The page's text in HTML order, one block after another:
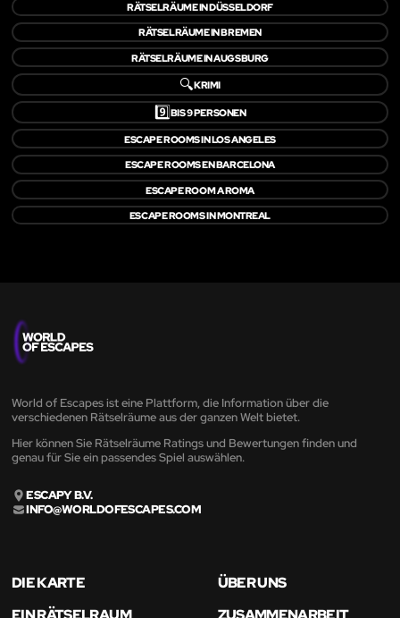
RÄTSELRÄUME IN DÜSSELDORF
RÄTSELRÄUME IN BREMEN
RÄTSELRÄUME IN AUGSBURG
🔍KRIMI
9️⃣BIS 9 PERSONEN
ESCAPE ROOMS IN LOS ANGELES
ESCAPE ROOMS EN BARCELONA
ESCAPE ROOM A ROMA
ESCAPE ROOMS IN MONTREAL
World of Escapes ist eine Plattform, die Information über die
verschiedenen Rätselräume aus der ganzen Welt bietet.
Hier können Sie Rätselräume Ratings und Bewertungen finden und
genau für Sie ein passendes Spiel auswählen.
ESCAPY B.V.
INFO@WORLDOFESCAPES.COM
DIE KARTE
ÜBER UNS